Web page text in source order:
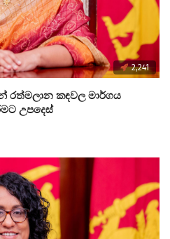
2,241
රත්මලාන කඳවල මාර්ගය
උපදෙස්